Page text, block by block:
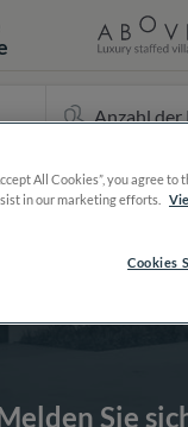
Sie
All Cookies”, you agree
in our marketing efforts.
Cookies